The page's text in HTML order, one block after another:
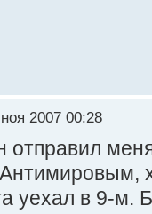
2007 00:28
отправил
уехал в 9-м.